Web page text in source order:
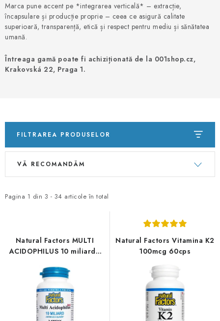
BRANDURI
Jak nakupovat
Podmínky ochrany osobních údajů
Kontakty
Natural Health Store
Dicționar termeni
Marca pune accent pe *integrarea verticală* – extracție,
încapsulare și producție proprie – ceea ce asigură calitate
superioară, transparență, etică și respect pentru mediu și sănătatea
umană.
Întreaga gamă poate fi achiziționată de la 001shop.cz,
Krakovská 22, Praga 1.
FILTRAREA PRODUSELOR
L
t
o
Pagina 1 din 3 - 34 articole în total
S
e
r
VĂ RECOMANDĂM
Natural Factors MULTI
ACIDOPHILUS 10 miliarde
Natural Factors Vitamina K2
100mcg 60cps